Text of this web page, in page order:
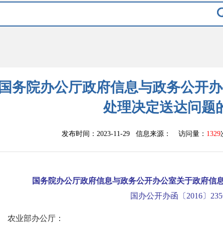
国务院办公厅政府信息与政务公开
处理决定送达问题
发布时间：2023-11-29 信息来源： 访问量： 1329
国务院办公厅政府信息与政务公开办公室关于政府信
国办公开办函〔2016〕
农业部办公厅：